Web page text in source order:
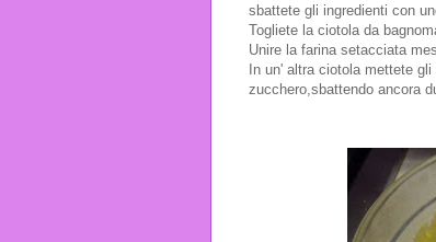
sbattete gli ingredienti con
Togliete la ciotola da
Unire la farina setacciata
In un' altra ciotola mettete
zucchero,sbattendo ancora